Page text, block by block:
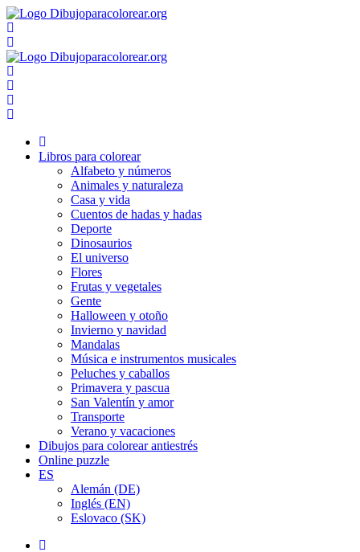
Ir
al
contenido
Libros para colorear
Alfabeto y números
Animales y naturaleza
Casa y vida
Cuentos de hadas y hadas
Deporte
Dinosaurios
El universo
Flores
Frutas y vegetales
Gente
Halloween y otoño
Invierno y navidad
Mandalas
Música e instrumentos musicales
Peluches y caballos
Primavera y pascua
San Valentín y amor
Transporte
Verano y vacaciones
Dibujos para colorear antiestrés
Online puzzle
ES
Alemán (DE)
Inglés (EN)
Eslovaco (SK)